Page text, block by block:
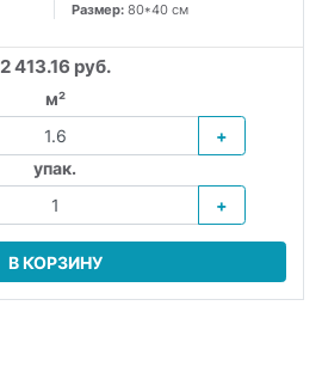
Размер: 80*40 см
2 413.16 руб.
м²
+
упак.
+
В КОРЗИНУ